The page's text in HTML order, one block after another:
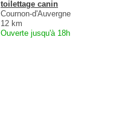
toilettage canin
Cournon-d'Auvergne
12 km
Ouverte jusqu'à 18h